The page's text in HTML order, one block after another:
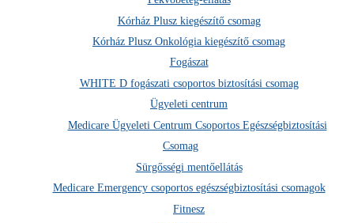
Kórház Plusz kiegészítő csomag
Kórház Plusz Onkológia kiegészítő csomag
Fogászat
WHITE D fogászati csoportos biztosítási csomag
Ügyeleti centrum
Medicare Ügyeleti Centrum Csoportos Egészségbiztosítási
Csomag
Sürgősségi mentőellátás
Medicare Emergency csoportos egészségbiztosítási csomagok
Fitnesz